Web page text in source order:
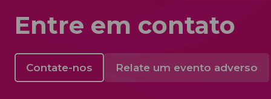
Entre em contato
Contate-nos Relate um evento adverso